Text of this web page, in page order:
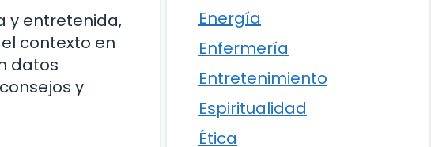
y entretenida,
contexto en
datos
y
Energía
Enfermería
Entretenimiento
Espiritualidad
Ética